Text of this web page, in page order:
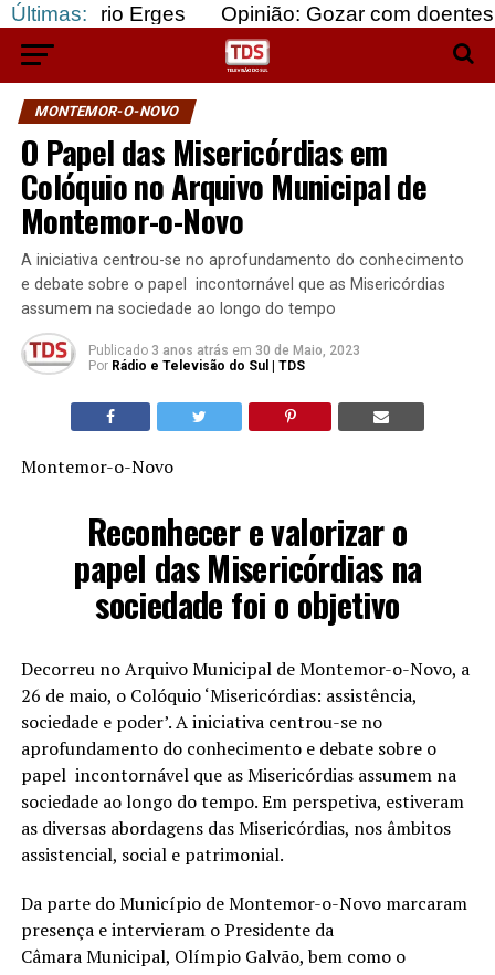
Últimas:
Erges Opinião: Gozar com doentes e bajular
MONTEMOR-O-NOVO
O Papel das Misericórdias em
Colóquio no Arquivo Municipal de
Montemor-o-Novo
A iniciativa centrou-se no aprofundamento do conhecimento
e debate sobre o papel incontornável que as Misericórdias
assumem na sociedade ao longo do tempo
Publicado 3 anos atrás em 30 de Maio, 2023
Por Rádio e Televisão do Sul | TDS
Montemor-o-Novo
Reconhecer e valorizar o
papel das Misericórdias na
sociedade foi o objetivo
Decorreu no Arquivo Municipal de Montemor-o-Novo, a
26 de maio, o Colóquio ‘Misericórdias: assistência,
sociedade e poder’. A iniciativa centrou-se no
aprofundamento do conhecimento e debate sobre o
papel incontornável que as Misericórdias assumem na
sociedade ao longo do tempo. Em perspetiva, estiveram
as diversas abordagens das Misericórdias, nos âmbitos
assistencial, social e patrimonial.
Da parte do Município de Montemor-o-Novo marcaram
presença e intervieram o Presidente da
Câmara Municipal, Olímpio Galvão, bem como o